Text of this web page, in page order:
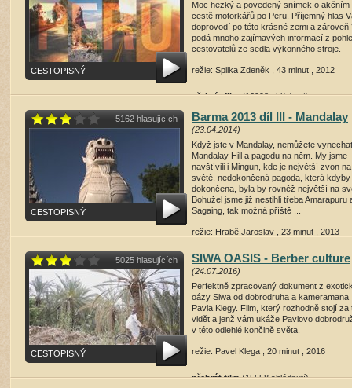
CESTOPISNÝ
Moc hezký a povedený snímek o akčním
cestě motorkářů po Peru. Příjemný hlas
doprovodí po této krásné zemi a zároveň
podá mnoho zajímavých informací z
cestovatelů ze sedla výkonného stroje.
režie: Spilka Zdeněk , 43 minut , 2012
přehrát film (13998 shlédnutí)
5162 hlasujících
CESTOPISNÝ
Barma 2013 díl III - Mandalay
(23.04.2014)
Když jste v Mandalay, nemůžete vynechat
Mandalay Hill a pagodu na něm. My jsme
navštívili i Mingun, kde je největší zvon na
světě, nedokončená pagoda, která kdyby
dokončena, byla by rovněž největší na
Bohužel jsme již nestihli třeba Amarapuru
Sagaing, tak možná příště ...
režie: Hrabě Jaroslav , 23 minut , 2013
přehrát film (14635 shlédnutí)
5025 hlasujících
CESTOPISNÝ
SIWA OASIS - Berber culture
(24.07.2016)
Perfektně zpracovaný dokument z
oázy Siwa od dobrodruha a kameramana
Pavla Klegy. Film, který rozhodně stojí za
vidět a jenž vám ukáže Pavlovo
v této odlehlé končině světa.
režie: Pavel Klega , 20 minut , 2016
přehrát film (15558 shlédnutí)